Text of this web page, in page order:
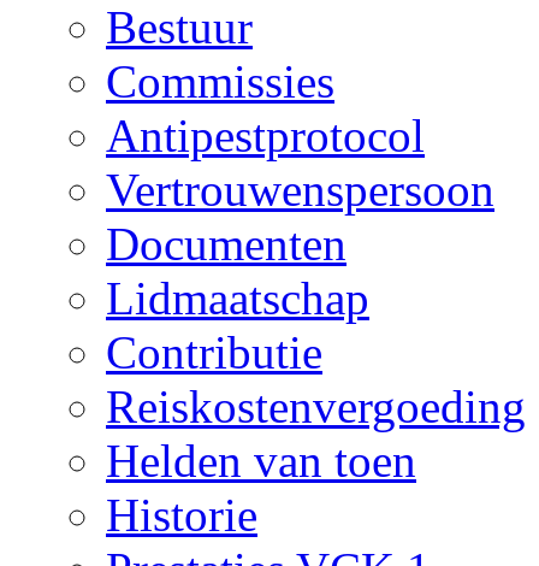
Bestuur
Commissies
Antipestprotocol
Vertrouwenspersoon
Documenten
Lidmaatschap
Contributie
Reiskostenvergoeding
Helden van toen
Historie